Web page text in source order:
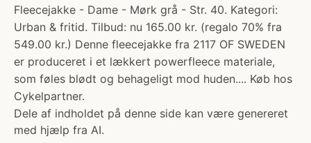
Fleecejakke - Dame - Mørk grå - Str. 40. Kategori:
Urban & fritid. Tilbud: nu 165.00 kr. (regalo 70% fra
549.00 kr.) Denne fleecejakke fra 2117 OF SWEDEN
er produceret i et lækkert powerfleece materiale,
som føles blødt og behageligt mod huden.... Køb hos
Cykelpartner.
Dele af indholdet på denne side kan være genereret
med hjælp fra AI.